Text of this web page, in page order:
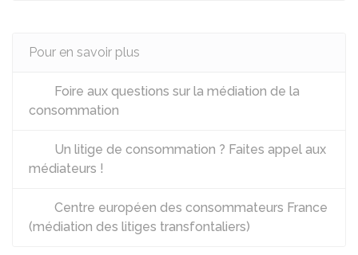
Pour en savoir plus
Foire aux questions sur la médiation de la
consommation
Un litige de consommation ? Faites appel aux
médiateurs !
Centre européen des consommateurs France
(médiation des litiges transfontaliers)